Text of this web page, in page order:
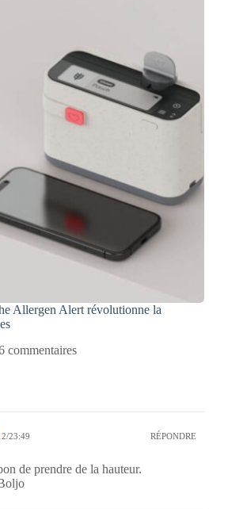
Allergen Alert révolutionne la
commentaires
23:49 RÉPONDRE
de prendre de la hauteur.